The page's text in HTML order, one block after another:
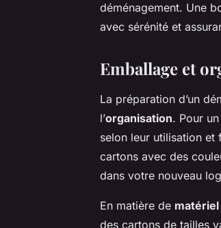
déménagement. Une
avec sérénité et
Emballage et
La préparation d’un
l’organisation. Pour
selon leur utilisation
cartons avec des
dans votre nouveau
En matière de
des cartons de tailles